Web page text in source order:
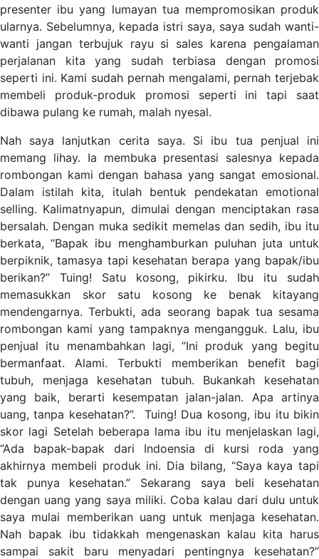
presenter ibu yang lumayan tua mempromosikan produk
ularnya. Sebelumnya, kepada istri saya, saya sudah wanti-
wanti jangan terbujuk rayu si sales karena pengalaman
perjalanan kita yang sudah terbiasa dengan promosi
seperti ini. Kami sudah pernah mengalami, pernah terjebak
membeli produk-produk promosi seperti ini tapi saat
dibawa pulang ke rumah, malah nyesal.
Nah saya lanjutkan cerita saya. Si ibu tua penjual ini
memang lihay. Ia membuka presentasi salesnya kepada
rombongan kami dengan bahasa yang sangat emosional.
Dalam istilah kita, itulah bentuk pendekatan emotional
selling. Kalimatnyapun, dimulai dengan menciptakan rasa
bersalah. Dengan muka sedikit memelas dan sedih, ibu itu
berkata, “Bapak ibu menghamburkan puluhan juta untuk
berpiknik, tamasya tapi kesehatan berapa yang bapak/ibu
berikan?” Tuing! Satu kosong, pikirku. Ibu itu sudah
memasukkan skor satu kosong ke benak kitayang
mendengarnya. Terbukti, ada seorang bapak tua sesama
rombongan kami yang tampaknya mengangguk. Lalu, ibu
penjual itu menambahkan lagi, “Ini produk yang begitu
bermanfaat. Alami. Terbukti memberikan benefit bagi
tubuh, menjaga kesehatan tubuh. Bukankah kesehatan
yang baik, berarti kesempatan jalan-jalan. Apa artinya
uang, tanpa kesehatan?”. Tuing! Dua kosong, ibu itu bikin
skor lagi Setelah beberapa lama ibu itu menjelaskan lagi,
“Ada bapak-bapak dari Indoensia di kursi roda yang
akhirnya membeli produk ini. Dia bilang, “Saya kaya tapi
tak punya kesehatan.” Sekarang saya beli kesehatan
dengan uang yang saya miliki. Coba kalau dari dulu untuk
saya mulai memberikan uang untuk menjaga kesehatan.
Nah bapak ibu tidakkah mengenaskan kalau kita harus
sampai sakit baru menyadari pentingnya kesehatan?”